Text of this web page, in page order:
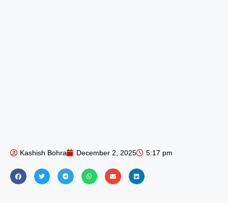
Kashish Bohra December 2, 2025 5:17 pm